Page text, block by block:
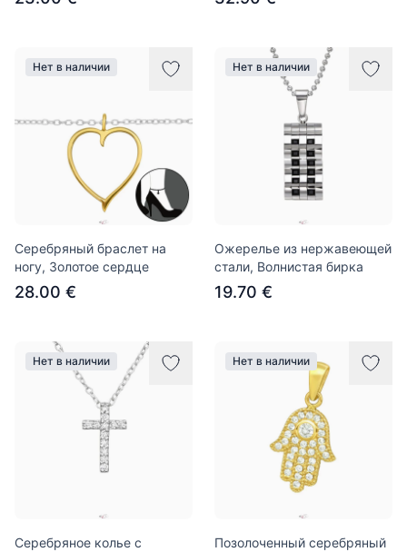
Нет в наличии
Серебряный браслет на
ногу, Золотое сердце
28.00 €
Нет в наличии
Ожерелье из нержавеющей
стали, Волнистая бирка
19.70 €
Нет в наличии
Серебряное колье с
Нет в наличии
Позолоченный серебряный